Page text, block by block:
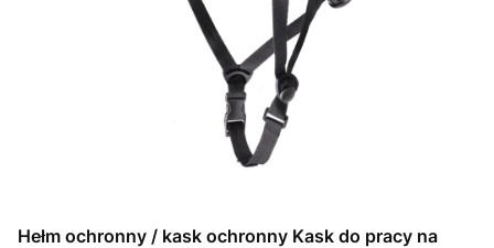
Hełm ochronny / kask ochronny Kask do pracy na